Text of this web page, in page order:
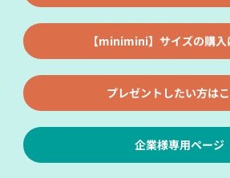
【minimini】サイズの購入
プレゼントしたい方は
企業様専用ページ